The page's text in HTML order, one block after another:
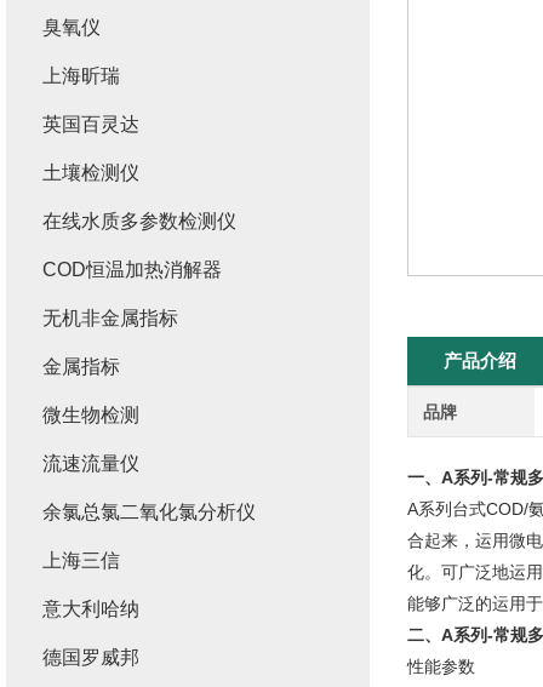
产品介绍
品牌
一、 A系列-常规
A系列台式COD/
合起来，运用微
化。可广泛地运
能够广泛的运用
二、 A系列-常规
性能参数
臭氧仪
上海昕瑞
英国百灵达
土壤检测仪
在线水质多参数检测仪
COD恒温加热消解器
无机非金属指标
金属指标
微生物检测
流速流量仪
余氯总氯二氧化氯分析仪
上海三信
意大利哈纳
德国罗威邦